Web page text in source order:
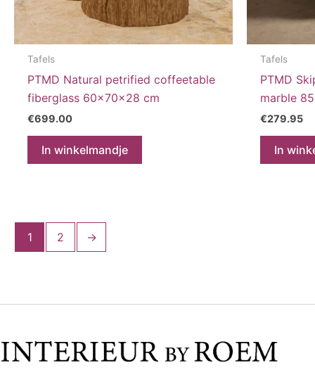
Tafels
PTMD Natural petrified coffeetable
fiberglass 60x70x28 cm
€699.00
In winkelmandje
Tafels
PTMD
marble
€279.95
In
1 2 →